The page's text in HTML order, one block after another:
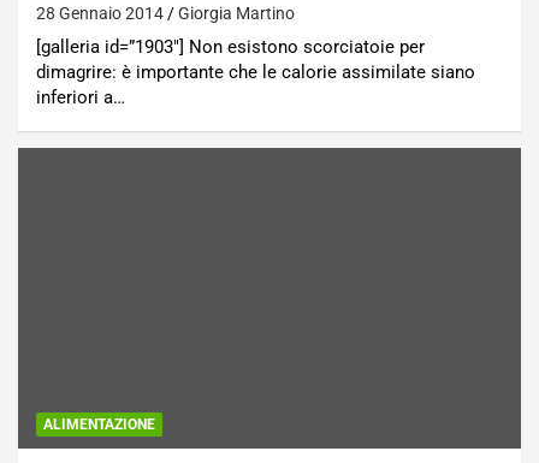
28 Gennaio 2014 Giorgia Martino
[galleria id=”1903″] Non esistono scorciatoie per
dimagrire: è importante che le calorie assimilate siano
inferiori a…
ALIMENTAZIONE